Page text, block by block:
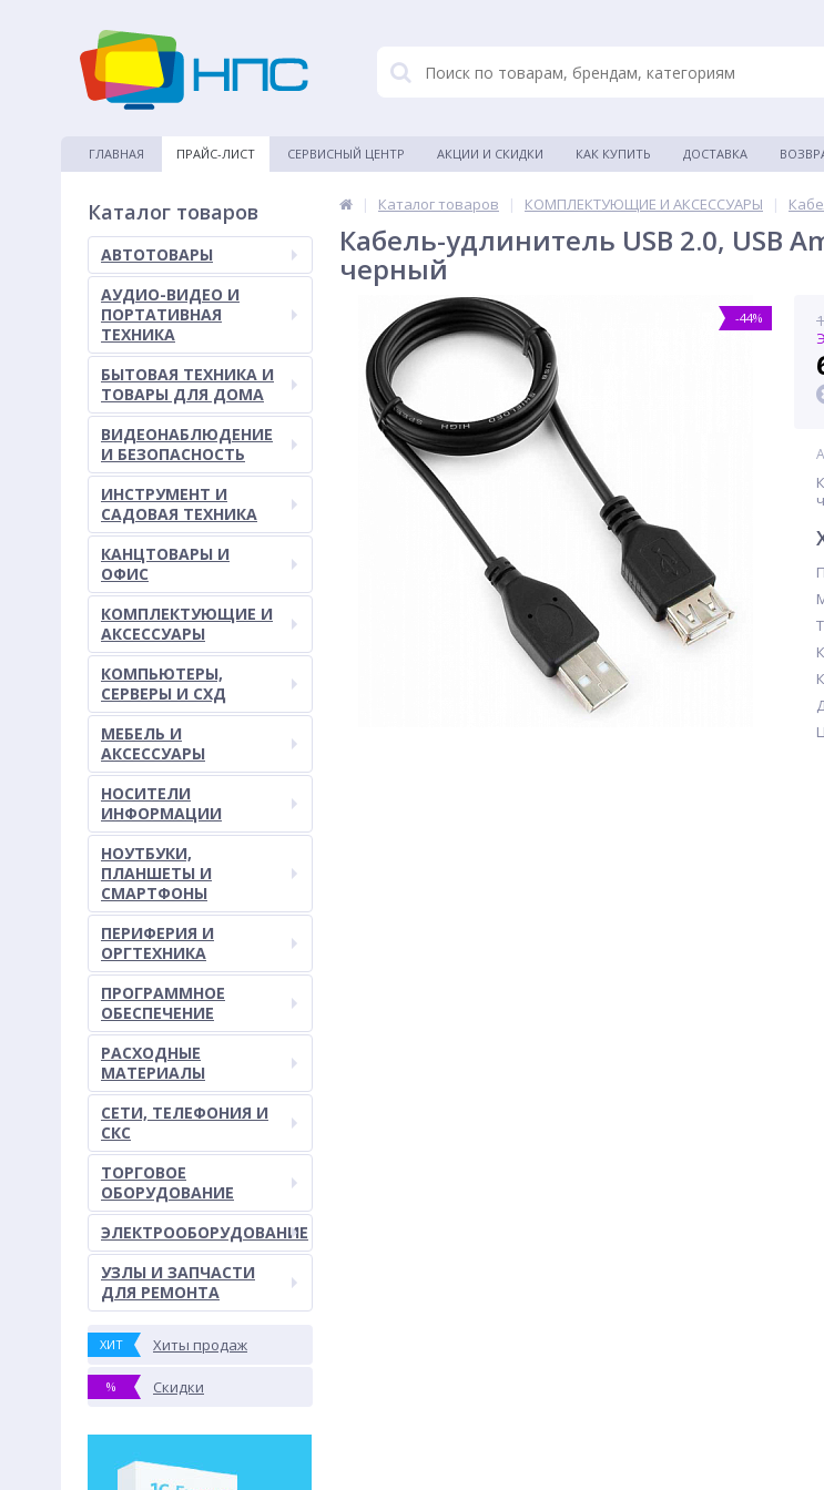
ГЛАВНАЯ ПРАЙС-ЛИСТ СЕРВИСНЫЙ ЦЕНТР АКЦИИ И СКИДКИ КАК КУПИТЬ ДОСТАВКА
Каталог товаров
АВТОТОВАРЫ
АУДИО-ВИДЕО И
ПОРТАТИВНАЯ
ТЕХНИКА
БЫТОВАЯ ТЕХНИКА И
ТОВАРЫ ДЛЯ ДОМА
ВИДЕОНАБЛЮДЕНИЕ
И БЕЗОПАСНОСТЬ
ИНСТРУМЕНТ И
САДОВАЯ ТЕХНИКА
КАНЦТОВАРЫ И
ОФИС
КОМПЛЕКТУЮЩИЕ И
АКСЕССУАРЫ
КОМПЬЮТЕРЫ,
СЕРВЕРЫ И СХД
МЕБЕЛЬ И
АКСЕССУАРЫ
НОСИТЕЛИ
ИНФОРМАЦИИ
НОУТБУКИ,
ПЛАНШЕТЫ И
СМАРТФОНЫ
ПЕРИФЕРИЯ И
ОРГТЕХНИКА
ПРОГРАММНОЕ
ОБЕСПЕЧЕНИЕ
РАСХОДНЫЕ
МАТЕРИАЛЫ
СЕТИ, ТЕЛЕФОНИЯ И
СКС
ТОРГОВОЕ
ОБОРУДОВАНИЕ
ЭЛЕКТРООБОРУДОВАНИЕ
УЗЛЫ И ЗАПЧАСТИ
ДЛЯ РЕМОНТА
ХИТ Хиты продаж
% Скидки
| Каталог товаров | КОМПЛЕКТУЮЩИЕ И АКСЕССУАРЫ |
Кабель-удлинитель USB 2.0, USB
черный
-44%